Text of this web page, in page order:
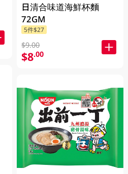
日清合味道海鮮杯麵
72GM
5件$27
$9.00
$8.00